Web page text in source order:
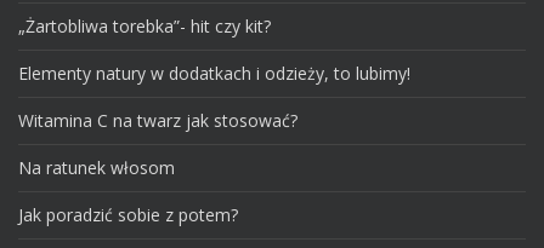
„Żartobliwa torebka”- hit czy kit?
Elementy natury w dodatkach i odzieży, to lubimy!
Witamina C na twarz jak stosować?
Na ratunek włosom
Jak poradzić sobie z potem?